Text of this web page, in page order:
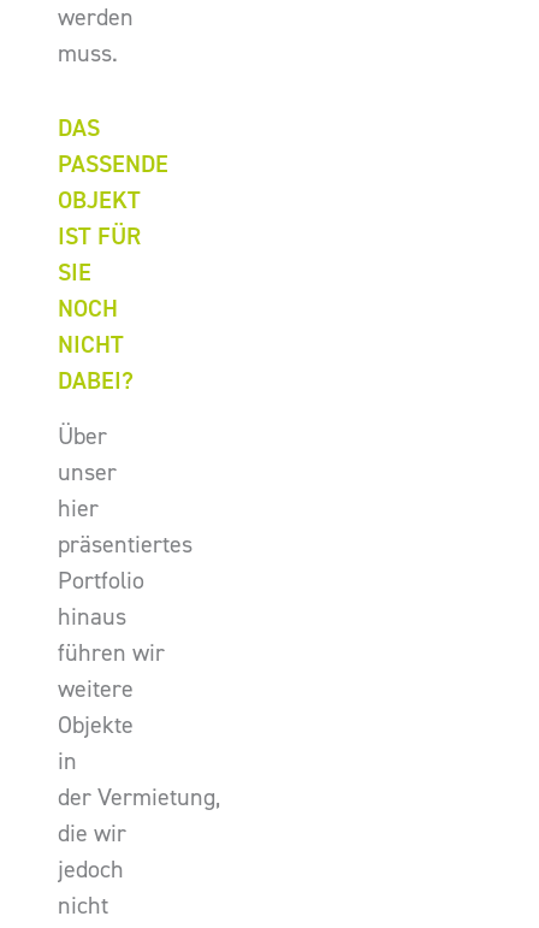
werden
muss.
DAS
PASSENDE
OBJEKT
IST FÜR
SIE
NOCH
NICHT
DABEI?
Über
unser
hier
präsentiertes
Portfolio
hinaus
führen wir
weitere
Objekte
in
der Vermietung,
die wir
jedoch
nicht